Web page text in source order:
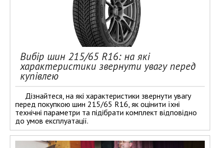
Вибір шин 215/65 R16: на які
характеристики звернути увагу перед
купівлею
Дізнайтеся, на які характеристики звернути увагу
перед покупкою шин 215/65 R16, як оцінити їхні
технічні параметри та підібрати комплект відповідно
до умов експлуатації.